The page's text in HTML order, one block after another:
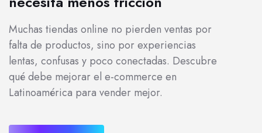
Muchas tiendas online no pierden ventas por
falta de productos, sino por experiencias
lentas, confusas y poco conectadas. Descubre
qué debe mejorar el e-commerce en
Latinoamérica para vender mejor.